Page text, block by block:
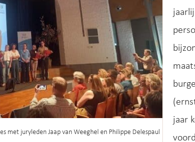
met juryleden Jaap van Weeghel en Philippe Delespaul
jaar